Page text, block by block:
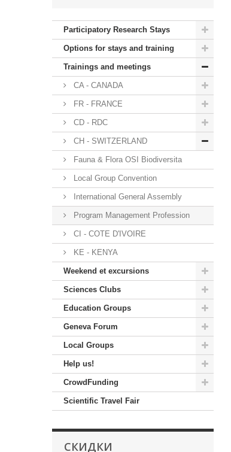
Participatory Research Stays
Options for stays and training
Trainings and meetings
CA - CANADA
FR - FRANCE
CD - RDC
CH - SWITZERLAND
Fauna & Flora OSI Biodiversita
Local Group Convention
International General Assembly
Program Management Profession
CI - COTE D'IVOIRE
KE - KENYA
Weekend et excursions
Sciences Clubs
Education Groups
Geneva Forum
Local Groups
Help us!
CrowdFunding
Scientific Travel Fair
СКИДКИ